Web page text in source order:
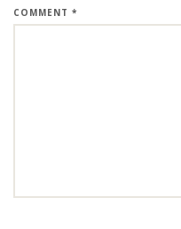
COMMENT *